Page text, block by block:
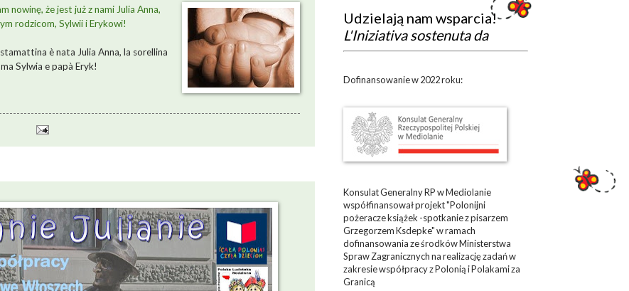
nowinę, że jest już z nami Julia Anna,
rodzicom, Sylwii i Erykowi!
è nata Julia Anna, la sorellina
Sylwia e papà Eryk!
Udzielają nam wsparcia!
L'Iniziativa sostenuta da
Dofinansowanie w 2022 roku:
Konsulat Generalny RP w Mediolanie
współfinansował projekt "Polonijni
pożeracze książek -spotkanie z pisarzem
Grzegorzem Ksdepke" w ramach
dofinansowania ze środków Ministerstwa
Spraw Zagranicznych na realizację zadań w
zakresie współpracy z Polonią i Polakami za
Granicą